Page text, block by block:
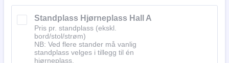
Standplass Hjørneplass Hall A
Pris pr. standplass (ekskl.
bord/stol/strøm)
NB: Ved flere stander må vanlig
standplass velges i tillegg til én
hjørneplass.